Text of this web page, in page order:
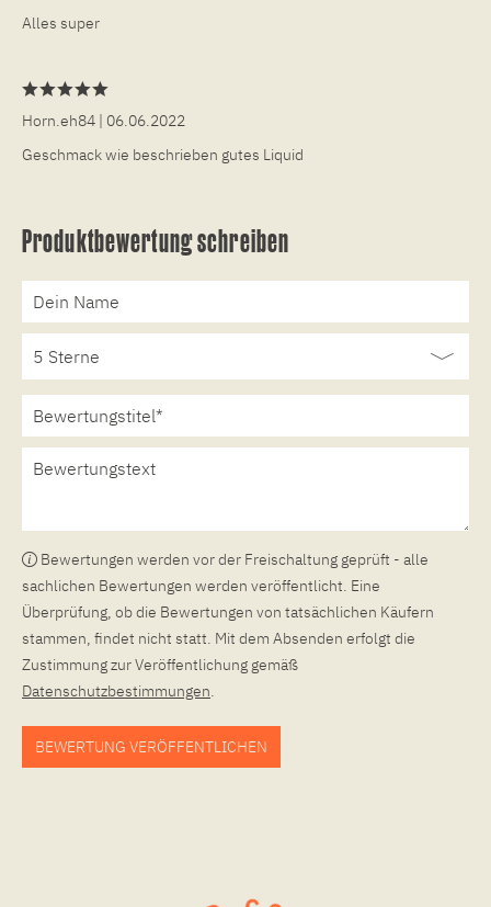
Alles super
Horn.eh84 | 06.06.2022
Geschmack wie beschrieben gutes Liquid
Produktbewertung schreiben
Bewertungen werden vor der Freischaltung geprüft - alle
sachlichen Bewertungen werden veröffentlicht. Eine
Überprüfung, ob die Bewertungen von tatsächlichen Käufern
stammen, findet nicht statt. Mit dem Absenden erfolgt die
Zustimmung zur Veröffentlichung gemäß
Datenschutzbestimmungen.
BEWERTUNG VERÖFFENTLICHEN